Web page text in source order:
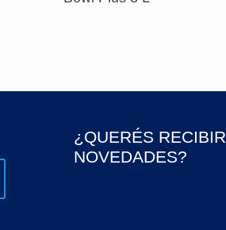
¿QUERÉS RECIBIR
NOVEDADES?